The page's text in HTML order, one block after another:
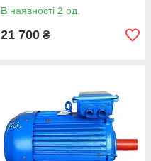
В наявності 2 од.
21 700 ₴